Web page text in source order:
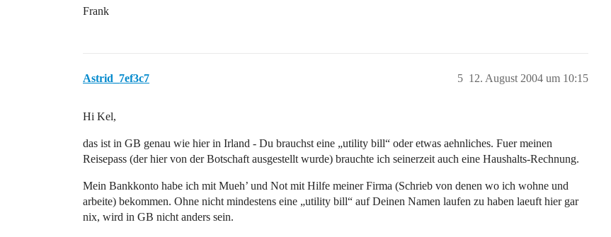
Frank
Astrid_7ef3c7 12. August 2004 um 10:15
5
Hi Kel,
das ist in GB genau wie hier in Irland - Du brauchst eine „utility bill“ oder etwas aehnliches. Fuer meinen
Reisepass (der hier von der Botschaft ausgestellt wurde) brauchte ich seinerzeit auch eine Haushalts-Rechnung.
Mein Bankkonto habe ich mit Mueh’ und Not mit Hilfe meiner Firma (Schrieb von denen wo ich wohne und
arbeite) bekommen. Ohne nicht mindestens eine „utility bill“ auf Deinen Namen laufen zu haben laeuft hier gar
nix, wird in GB nicht anders sein.